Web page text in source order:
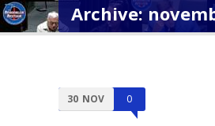
Archive:
30 NOV 0